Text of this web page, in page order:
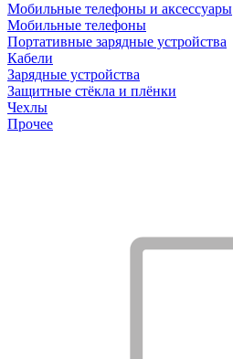
Мобильные телефоны и аксессуары
Мобильные телефоны
Портативные зарядные устройства
Кабели
Зарядные устройства
Защитные стёкла и плёнки
Чехлы
Прочее